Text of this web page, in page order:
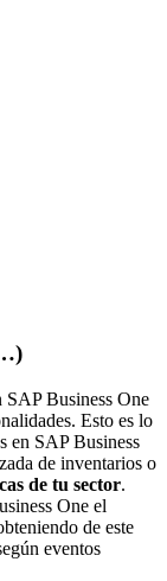
SAP Business One
Esto es lo
en SAP Business
de inventarios o
de tu sector.
One el
de este
eventos